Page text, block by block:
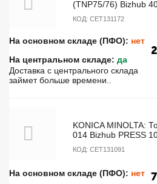
(TNP75/76) Bizhub
КОД: CET131172
На основном складе (ПФО): нет
На центральном складе: да
Доставка с центрального склада
займет больше времени..
KONICA MINOLTA:
014 Bizhub PRESS
КОД: CET131091
На основном складе (ПФО): нет